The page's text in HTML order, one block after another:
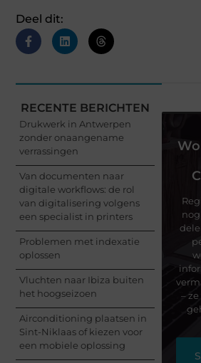
Deel dit:
RECENTE BERICHTEN
Drukwerk in Antwerpen
zonder onaangename
verrassingen
Van documenten naar
digitale workflows: de rol
van digitalisering volgens
een specialist in printers
Problemen met indexatie
oplossen
Vluchten naar Ibiza buiten
het hoogseizoen
Airconditioning plaatsen in
Sint-Niklaas of kiezen voor
een mobiele oplossing
–